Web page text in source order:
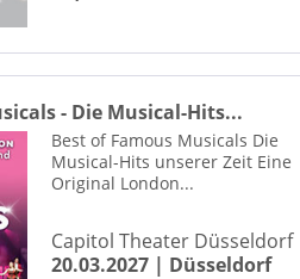
- Die Musical-Hits...
Best of Famous Musicals Die
Musical-Hits unserer Zeit Eine
Original London...
Capitol Theater Düsseldorf
20.03.2027 | Düsseldorf